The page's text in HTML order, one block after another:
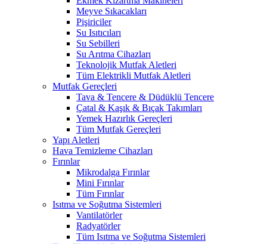
Meyve Sıkacakları
Pişiriciler
Su Isıtıcıları
Su Sebilleri
Su Arıtma Cihazları
Teknolojik Mutfak Aletleri
Tüm Elektrikli Mutfak Aletleri
Mutfak Gereçleri
Tava & Tencere & Düdüklü Tencere
Çatal & Kaşık & Bıçak Takımları
Yemek Hazırlık Gereçleri
Tüm Mutfak Gereçleri
Yapı Aletleri
Hava Temizleme Cihazları
Fırınlar
Mikrodalga Fırınlar
Mini Fırınlar
Tüm Fırınlar
Isıtma ve Soğutma Sistemleri
Vantilatörler
Radyatörler
Tüm Isıtma ve Soğutma Sistemleri